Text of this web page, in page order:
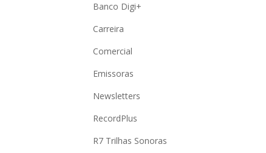
Banco Digi+
Carreira
Comercial
Emissoras
Newsletters
RecordPlus
R7 Trilhas Sonoras